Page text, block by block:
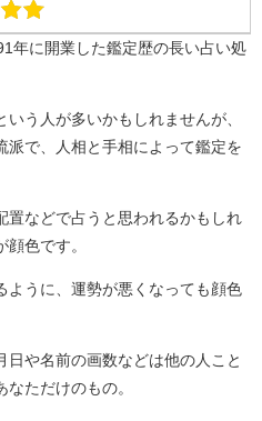
年に開業した鑑定歴の長い占い処
う人が多いかもしれませんが、
派で、人相と手相によって鑑定を
置などで占うと思われるかもしれ
顔色です。
ように、運勢が悪くなっても顔色
や名前の画数などは他の人こと
ただけのもの。